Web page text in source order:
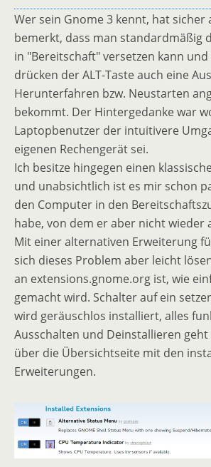
Wer sein Gnome 3 kennt, hat sicher
bemerkt, dass man standardmäßig
in "Bereitschaft" versetzen kann
drücken der ALT-Taste auch eine
Herunterfahren bzw. Neustarten
bekommt. Der Hintergedanke war
Laptopbenutzer der intuitivere
eigenen Rechengerät sei.
Ich besitze hingegen einen
und unabsichtlich ist es mir schon
den Computer in den
habe, von dem er aber nicht wieder
Mit einer alternativen Erweiterung
sich dieses Problem aber leicht
an extensions.gnome.org ist, wie
gemacht wird. Schalter auf ein
wird geräuschlos installiert, alles
Ausschalten und Deinstallieren
über die Übersichtseite mit den
Erweiterungen.